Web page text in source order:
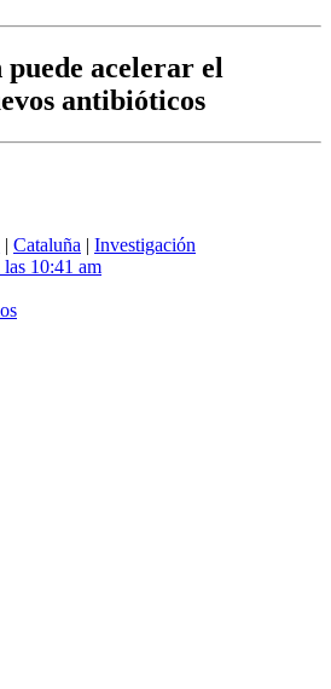
acelerar el
antibióticos
| Cataluña | Investigación
10:41 am